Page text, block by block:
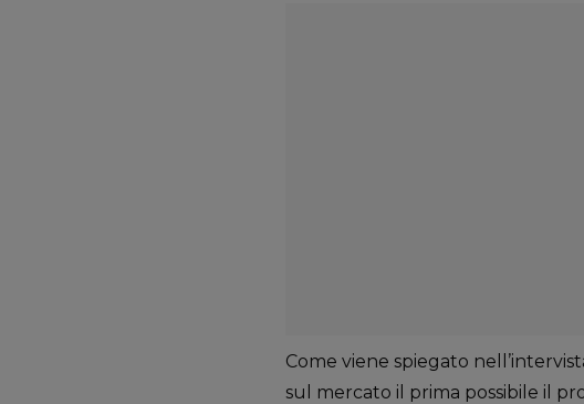
Come viene spiegato
sul mercato il prima possibile il